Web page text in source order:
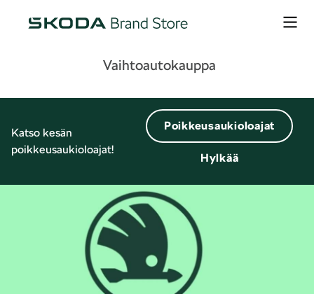
Vaihtoautokauppa
Katso kesän
poikkeusaukioloajat!
Poikkeusaukioloajat
Hylkää